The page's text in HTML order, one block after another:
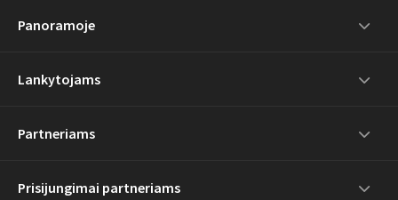
Panoramoje
Lankytojams
Partneriams
Prisijungimai partneriams